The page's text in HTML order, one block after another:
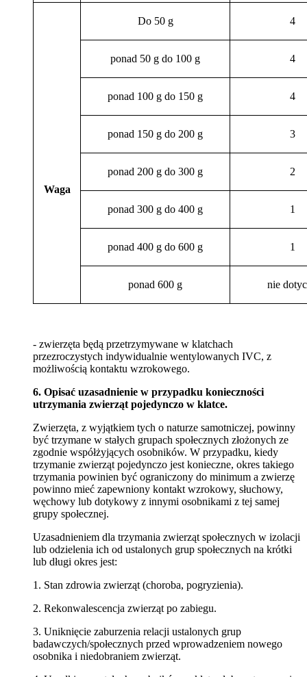
Waga
Do 50 g 4
ponad 50 g do 100 g 4
ponad 100 g do 150 g 4
ponad 150 g do 200 g 3
ponad 200 g do 300 g 2
ponad 300 g do 400 g 1
ponad 400 g do 600 g 1
ponad 600 g nie
- zwierzęta będą przetrzymywane w klatchach
przezroczystych indywidualnie wentylowanych IVC, z
możliwością kontaktu wzrokowego.
6. Opisać uzasadnienie w przypadku konieczności
utrzymania zwierząt pojedynczo w klatce.
Zwierzęta, z wyjątkiem tych o naturze samotniczej, powinny
być trzymane w stałych grupach społecznych złożonych ze
zgodnie współżyjących osobników. W przypadku, kiedy
trzymanie zwierząt pojedynczo jest konieczne, okres takiego
trzymania powinien być ograniczony do minimum a zwierzę
powinno mieć zapewniony kontakt wzrokowy, słuchowy,
węchowy lub dotykowy z innymi osobnikami z tej samej
grupy społecznej.
Uzasadnieniem dla trzymania zwierząt społecznych w izolacji
lub odzielenia ich od ustalonych grup społecznych na krótki
lub długi okres jest:
1. Stan zdrowia zwierząt (choroba, pogryzienia).
2. Rekonwalescencja zwierząt po zabiegu.
3. Uniknięcie zaburzenia relacji ustalonych grup
badawczych/społecznych przed wprowadzeniem nowego
osobnika i niedobraniem zwierząt.